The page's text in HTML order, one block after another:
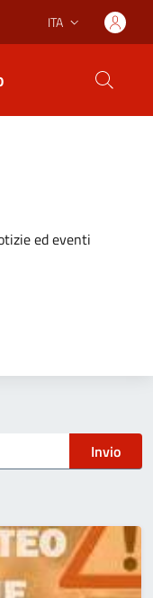
Lingua attiva:
ITA
ed eventi
Invio